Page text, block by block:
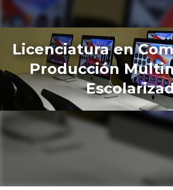
Licenciatura en
Producción